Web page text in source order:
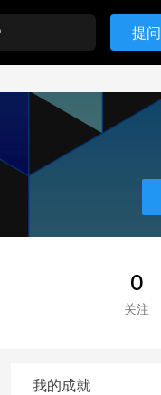
提问
0
关注
我的成就